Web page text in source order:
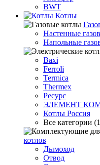
BWT
Котлы
Настенные
Напольные
Baxi
Ferroli
Termica
Thermex
Ресурс
ЭЛЕМЕНТ
Котлы Россия
Все категории
котлов
Дымоход
Отвод